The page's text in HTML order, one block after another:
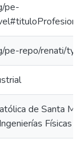
pe-
pe-repo/renati/
de Santa
Físicas